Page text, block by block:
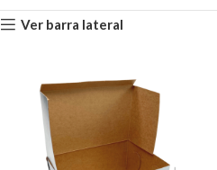
Ver barra lateral